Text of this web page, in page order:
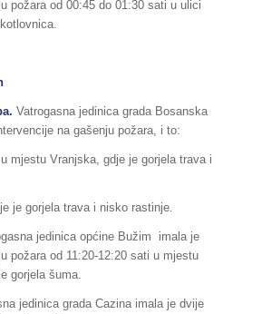
požara od 00:45 do 01:30 sati u ulici
Vatrogasna jedinica grada Bosanska
na gašenju požara, i to:
mjestu Vranjska, gdje je gorjela trava i
je gorjela trava i nisko rastinje.
jedinica općine Bužim imala je
požara od 11:20-12:20 sati u mjestu
gorjela šuma.
jedinica grada Cazina imala je dvije